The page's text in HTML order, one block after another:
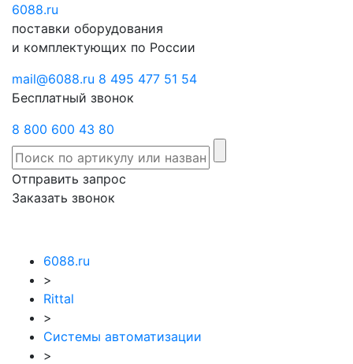
6088.ru
поставки оборудования
и комплектующих по России
mail@6088.ru 8 495 477 51 54
Бесплатный звонок
8 800 600 43 80
Отправить запрос
Заказать звонок
6088.ru
>
Rittal
>
Системы автоматизации
>
Отправить
запрос
звонок